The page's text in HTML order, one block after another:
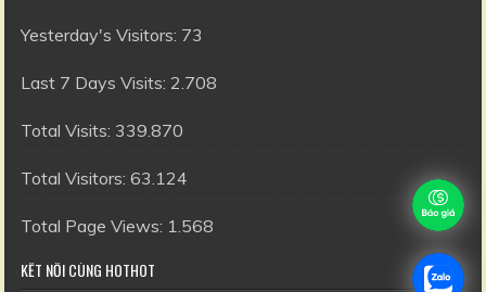
Yesterday's Visitors: 73
Last 7 Days Visits: 2.708
Total Visits: 339.870
Total Visitors:63.124
Total Page Views: 1.568
KẾT NỐI CÙNG HOTHOT